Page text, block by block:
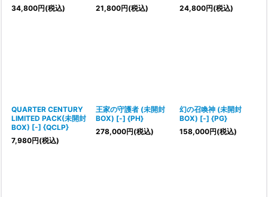
34,800円(税込)
21,800円(税込)
24,800円(税込)
QUARTER CENTURY
LIMITED PACK(未開封
BOX) [-] {QCLP}
7,980円(税込)
王家の守護者 (未開封
BOX) [-] {PH}
278,000円(税込)
幻の召喚神 (未開封
BOX) [-] {PG}
158,000円(税込)